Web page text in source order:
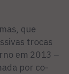
que
tro­cas
em 2013 –
por co­